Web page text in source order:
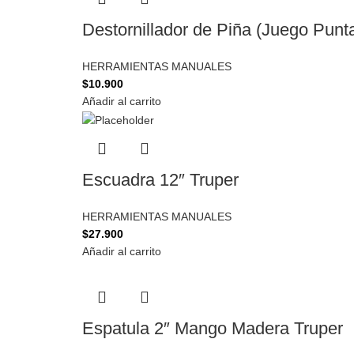
Destornillador de Piña (Juego
HERRAMIENTAS MANUALES
$10.900
Añadir al carrito
Escuadra 12″ Truper
HERRAMIENTAS MANUALES
$27.900
Añadir al carrito
Espatula 2″ Mango Madera Truper